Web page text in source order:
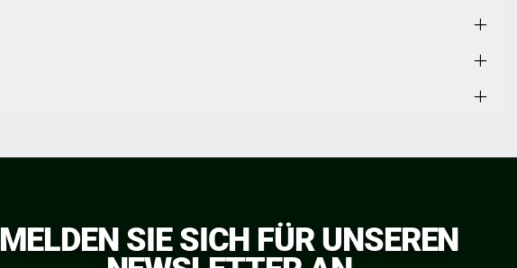
MELDEN SIE SICH FÜR UNSEREN